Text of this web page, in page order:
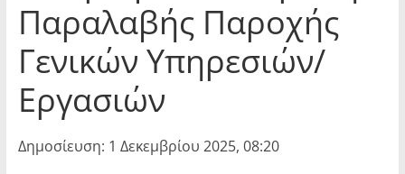
Παραλαβής Παροχής
Γενικών Υπηρεσιών/
Εργασιών
Δημοσίευση: 1 Δεκεμβρίου 2025, 08:20